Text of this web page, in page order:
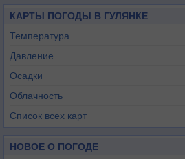
КАРТЫ ПОГОДЫ В ГУЛЯНКЕ
Температура
Давление
Осадки
Облачность
Список всех карт
НОВОЕ О ПОГОДЕ